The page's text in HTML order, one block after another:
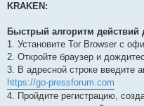
KRAKEN:
Быстрый алгоритм действий
1. Установите Tor Browser с
2. Откройте браузер и
3. В адресной строке введите
https://go-pressforum.com
4. Пройдите регистрацию,